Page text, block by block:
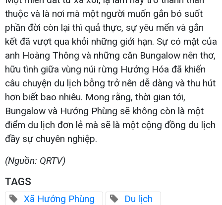
thuộc và là nơi mà một người muốn gắn bó suốt
phần đời còn lại thì quả thực, sự yêu mến và gắn
kết đã vượt qua khỏi những giới hạn. Sự có mặt của
anh Hoàng Thông và những căn Bungalow nên thơ,
hữu tình giữa vùng núi rừng Hướng Hóa đã khiến
câu chuyện du lịch bỗng trở nên dễ dàng và thu hút
hơn biết bao nhiêu. Mong rằng, thời gian tới,
Bungalow và Hướng Phùng sẽ không còn là một
điểm du lịch đơn lẻ mà sẽ là một cộng đồng du lịch
đầy sự chuyên nghiệp.
(Nguồn: QRTV)
TAGS
Xã Hướng Phùng
Du lịch